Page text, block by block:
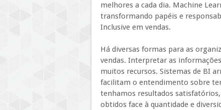
melhores a cada dia. Machine
transformando papéis e
Inclusive em vendas.
Há diversas formas para as
vendas. Interpretar as
muitos recursos. Sistemas de BI
facilitam o entendimento sobre
tenhamos resultados
obtidos face à quantidade e